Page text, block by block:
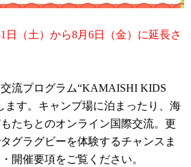
日（土）から8月6日（金）に延長さ
流プログラム“KAMAISHI KIDS
ます。キャンプ場に泊まったり、海
たちとのオンライン国際交流。更
グラグビーを体験するチャンスま
開催要項をご覧ください。